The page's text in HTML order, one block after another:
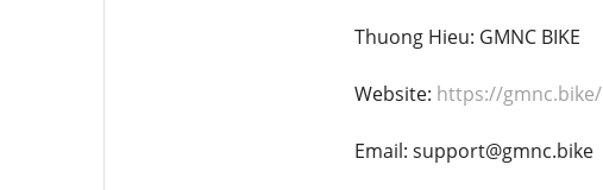
Thuong Hieu: GMNC BIKE
Website: https://gmnc.bike/
Email: support@gmnc.bike